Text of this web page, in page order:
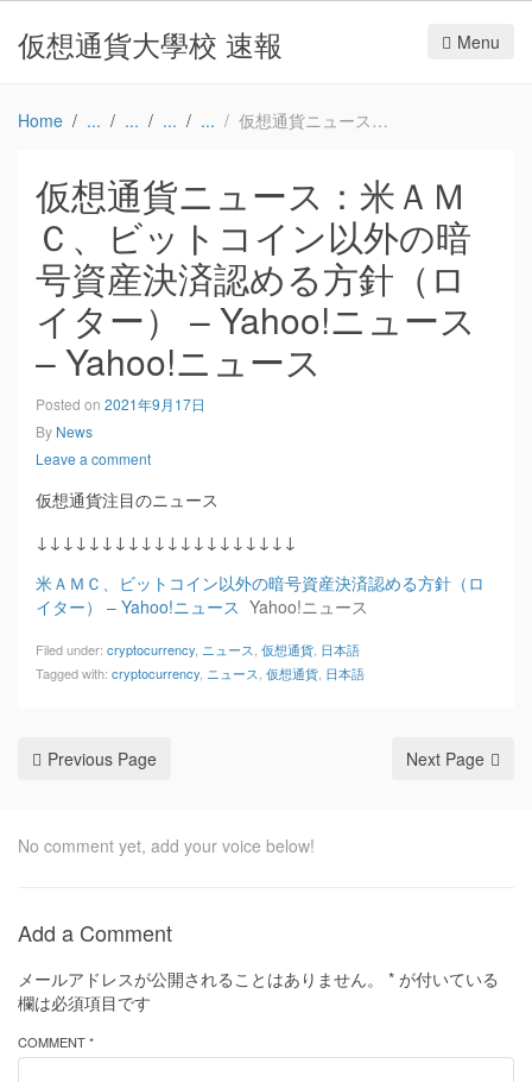
仮想通貨大學校 速報 Menu
Home 仮想通貨ニュース：米ＡＭＣ、ビットコイン以外の暗号資産決済認める方針（ロイター） – Yahoo!ニュース – Yahoo!ニュース
仮想通貨ニュース：米ＡＭ
Ｃ、ビットコイン以外の暗
号資産決済認める方針（ロ
イター） – Yahoo!ニュース
– Yahoo!ニュース
Posted on 2021年9月17日
By News
Leave a comment
仮想通貨注目のニュース
↓↓↓↓↓↓↓↓↓↓↓↓↓↓↓↓↓↓↓↓
米ＡＭＣ、ビットコイン以外の暗号資産決済認める方針（ロ
イター） – Yahoo!ニュース Yahoo!ニュース
Filed under: cryptocurrency ニュース 仮想通貨 日本語
Tagged with: cryptocurrency ニュース 仮想通貨 日本語
Previous Page Next Page
No comment yet, add your voice below!
Add a Comment
メールアドレスが公開されることはありません。 * が付いている
欄は必須項目です
COMMENT *